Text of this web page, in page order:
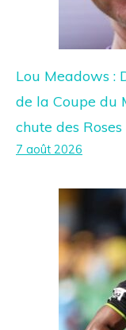
Lou Meadows :
de la Coupe du
chute des
7 août 2026